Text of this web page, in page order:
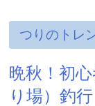
つりのトレ
晩秋！初
り場）釣行